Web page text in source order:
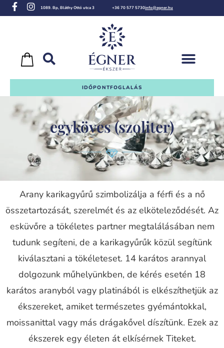
1089. Bp, Bláthy Ottó utca 3 +36 70 577 5730info@egner.hu
IDŐPONTFOGLALÁS
egyköves (szoliter)
Arany karikagyűrű szimbolizálja a férfi és a nő
összetartozását, szerelmét és az elköteleződését. Az
esküvőre a tökéletes partner megtalálásában nem
tudunk segíteni, de a karikagyűrűk közül segítünk
kiválasztani a tökéleteset. 14 karátos arannyal
dolgozunk műhelyünkben, de kérés esetén 18
karátos aranyból vagy platinából is elkészíthetjük az
ékszereket, amiket természetes gyémántokkal,
moissanittal vagy más drágakővel díszítünk. Ezek az
ékszerek egy életen át elkísérnek Titeket.